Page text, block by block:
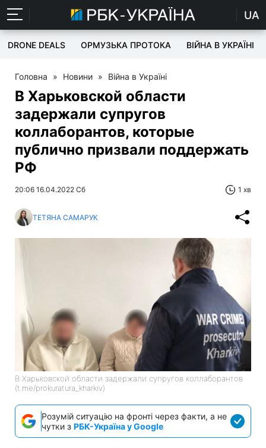
UA
DRONE DEALS ОРМУЗЬКА ПРОТОКА ВІЙНА В УКРАЇНІ
Головна » Новини » Війна в Україні
В Харьковской области
задержали супругов
коллаборантов, которые
публично призвали поддержать
РФ
20:06 16.04.2022 Сб 1 хв
ТЕТЯНА САМАРУК
В Харьковской области задержали супругов коллаборантов
(t.me/prokuratura_kharkiv)
Розумій ситуацію на фронті через факти, а не
чутки з РБК-Україна у Google